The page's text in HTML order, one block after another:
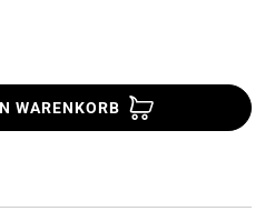
"%product%":
WARENKORB